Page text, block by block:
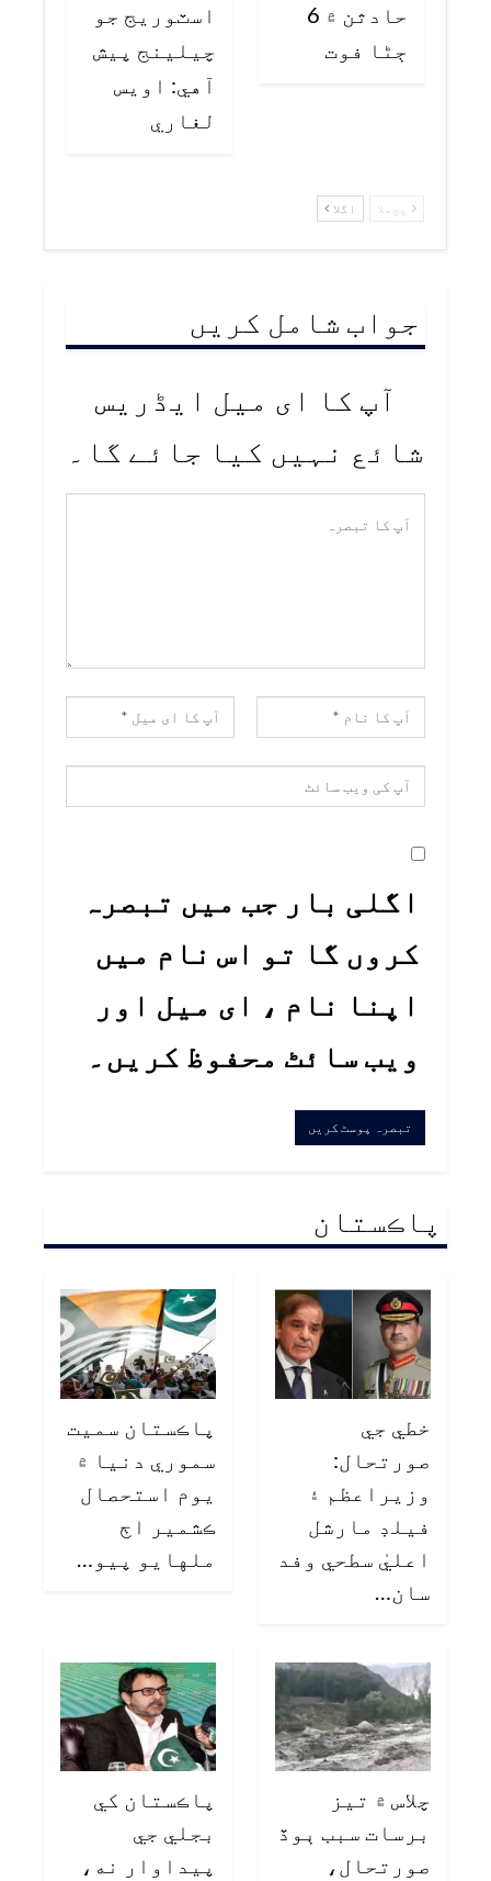
حادثن ۾ 6
ڄڻا فوت
اسٽوريج جو
چيلينج پيش
آهي: اويس
لغاري
پچھلا اگلا
جواب شامل کریں
آپ کا ای میل ایڈریس
شائع نہیں کیا جائے گا۔
اگلی بار جب میں تبصرہ
کروں گا تو اس نام میں
اپنا نام ، ای میل اور
ویب سائٹ محفوظ کریں۔
پاڪستان
خطي جي
صورتحال:
وزيراعظم ۽
فيلڊ مارشل
اعليٰ سطحي وفد
سان…
پاڪستان سميت
سموري دنيا ۾
يوم استحصال
ڪشمير اڄ
ملهايو پيو…
چلاس ۾ تيز
برسات سبب ٻوڏ
صورتحال،
پاڪستان کي
بجلي جي
پيداوار نه،